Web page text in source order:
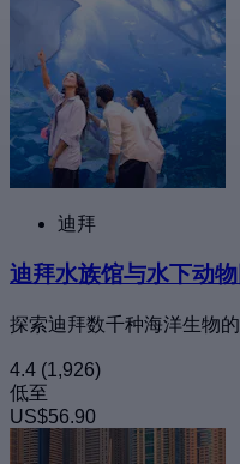
迪拜
迪拜水族馆与水下动物
探索迪拜数千种海洋生物
4.4 (1,926)
低至
US$56.90